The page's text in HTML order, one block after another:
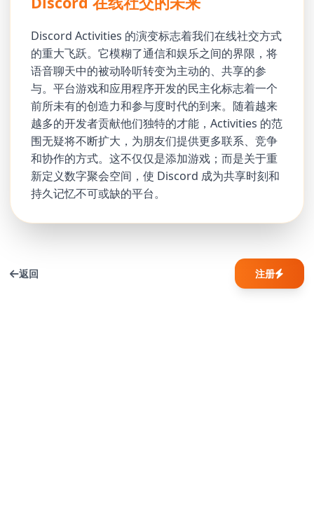
Discord Activities 的演变标志着我们在线社交方式
的重大飞跃。它模糊了通信和娱乐之间的界限，将
语音聊天中的被动聆听转变为主动的、共享的参
与。平台游戏和应用程序开发的民主化标志着一个
前所未有的创造力和参与度时代的到来。随着越来
越多的开发者贡献他们独特的才能，Activities 的范
围无疑将不断扩大，为朋友们提供更多联系、竞争
和协作的方式。这不仅仅是添加游戏；而是关于重
新定义数字聚会空间，使 Discord 成为共享时刻和
持久记忆不可或缺的平台。
返回 注册